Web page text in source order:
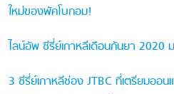
ใหม่ของพัคโบกอม!
ไลน์อัพ ซีรี่ย์เกาหลีเดือนกันยา 2020
3 ซีรี่ย์เกาหลีช่อง JTBC ที่เตรียมออ